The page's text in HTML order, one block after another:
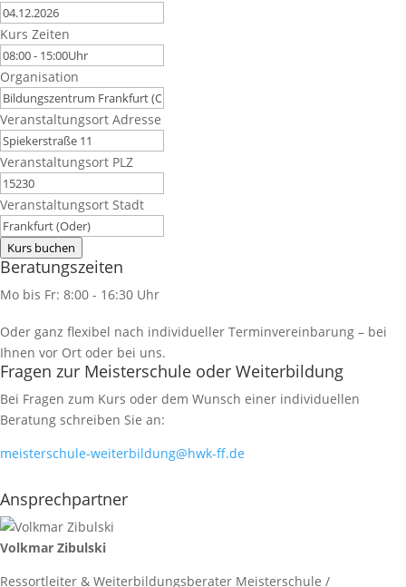
Kurs Zeiten
Organisation
Veranstaltungsort Adresse
Veranstaltungsort PLZ
Veranstaltungsort Stadt
Kurs buchen
Beratungszeiten
Mo bis Fr: 8:00 - 16:30 Uhr
Oder ganz flexibel nach individueller Terminvereinbarung – bei
Ihnen vor Ort oder bei uns.
Fragen zur Meisterschule oder Weiterbildung
Bei Fragen zum Kurs oder dem Wunsch einer individuellen
Beratung schreiben Sie an:
meisterschule-weiterbildung@hwk-ff.de
Ansprechpartner
Volkmar Zibulski
Ressortleiter & Weiterbildungsberater Meisterschule /